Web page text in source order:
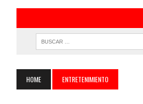
HOME ENTRETENIMIENTO